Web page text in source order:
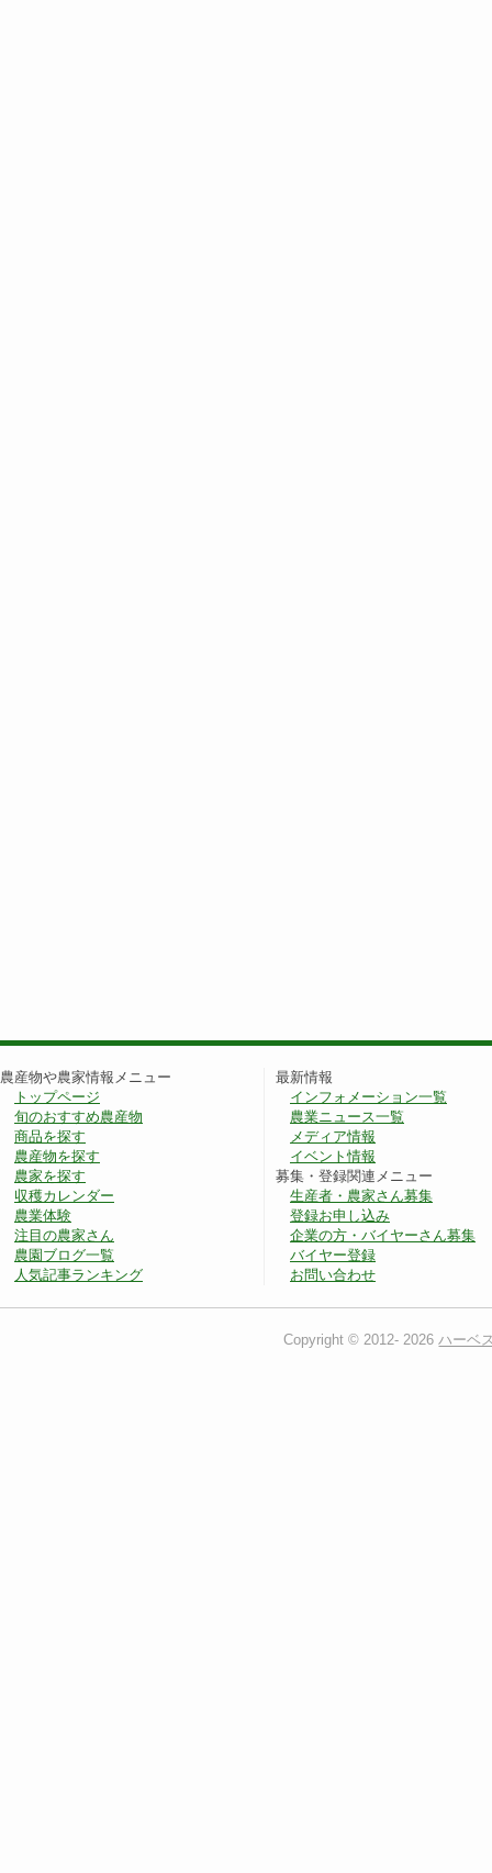
農産物や農家情報メニュー
トップページ
旬のおすすめ農産物
商品を探す
農産物を探す
農家を探す
収穫カレンダー
農業体験
注目の農家さん
農園ブログ一覧
人気記事ランキング
最新情報
インフォメーション一覧
農業ニュース一覧
メディア情報
イベント情報
募集・登録関連メニュー
生産者・農家さん募集
登録お申し込み
企業の方・バイヤーさん募集
バイヤー登録
お問い合わせ
Copyright © 2012- 2026 ハーベ